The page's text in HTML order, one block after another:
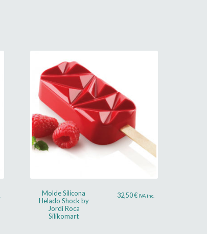
Molde Silicona
Helado Shock by
Jordi Roca
Silikomart
32,50€ IVA inc.